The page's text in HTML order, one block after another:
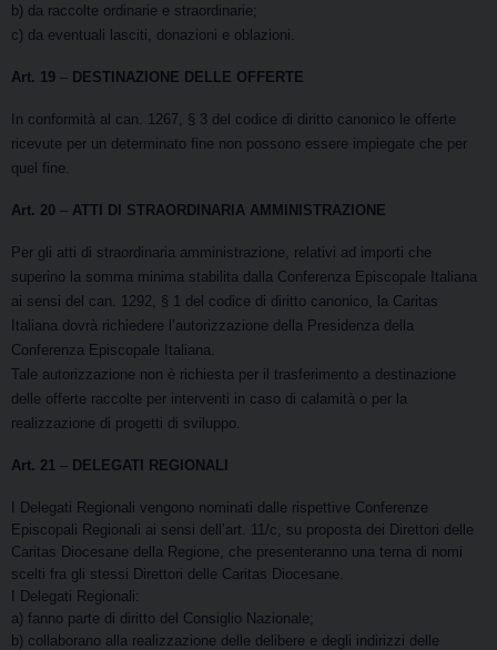
b) da raccolte ordinarie e straordinarie;
c) da eventuali lasciti, donazioni e oblazioni.
Art. 19 – DESTINAZIONE DELLE OFFERTE
In conformità al can. 1267, § 3 del codice di diritto canonico le offerte
ricevute per un determinato fine non possono essere impiegate che per
quel fine.
Art. 20 – ATTI DI STRAORDINARIA AMMINISTRAZIONE
Per gli atti di straordinaria amministrazione, relativi ad importi che
superino la somma minima stabilita dalla Conferenza Episcopale Italiana
ai sensi del can. 1292, § 1 del codice di diritto canonico, la Caritas
Italiana dovrà richiedere l’autorizzazione della Presidenza della
Conferenza Episcopale Italiana.
Tale autorizzazione non è richiesta per il trasferimento a destinazione
delle offerte raccolte per interventi in caso di calamità o per la
realizzazione di progetti di sviluppo.
Art. 21 – DELEGATI REGIONALI
I Delegati Regionali vengono nominati dalle rispettive Conferenze
Episcopali Regionali ai sensi dell’art. 11/c, su proposta dei Direttori delle
Caritas Diocesane della Regione, che presenteranno una terna di nomi
scelti fra gli stessi Direttori delle Caritas Diocesane.
I Delegati Regionali:
a) fanno parte di diritto del Consiglio Nazionale;
b) collaborano alla realizzazione delle delibere e degli indirizzi delle